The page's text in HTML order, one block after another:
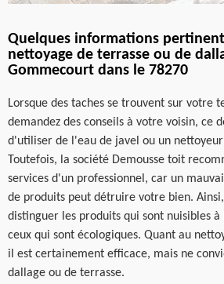
Quelques informations
nettoyage de terrasse ou de
Gommecourt dans le 78270
Lorsque des taches se trouvent sur votre
demandez des conseils à votre voisin, ce
d'utiliser de l'eau de javel ou un
Toutefois, la société Demousse toit
services d'un professionnel, car un
de produits peut détruire votre bien.
distinguer les produits qui sont nuisibles
ceux qui sont écologiques. Quant au
il est certainement efficace, mais ne
dallage ou de terrasse.